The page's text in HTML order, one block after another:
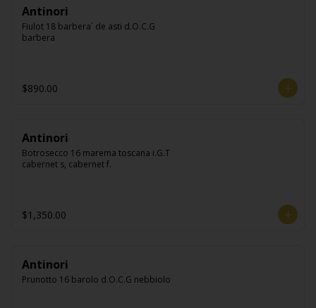
Antinori
Fiulot 18 barbera´ de asti d.O.C.G
barbera
$890.00
Antinori
Botrosecco 16 marema toscana i.G.T
cabernet s, cabernet f.
$1,350.00
Antinori
Prunotto 16 barolo d.O.C.G nebbiolo